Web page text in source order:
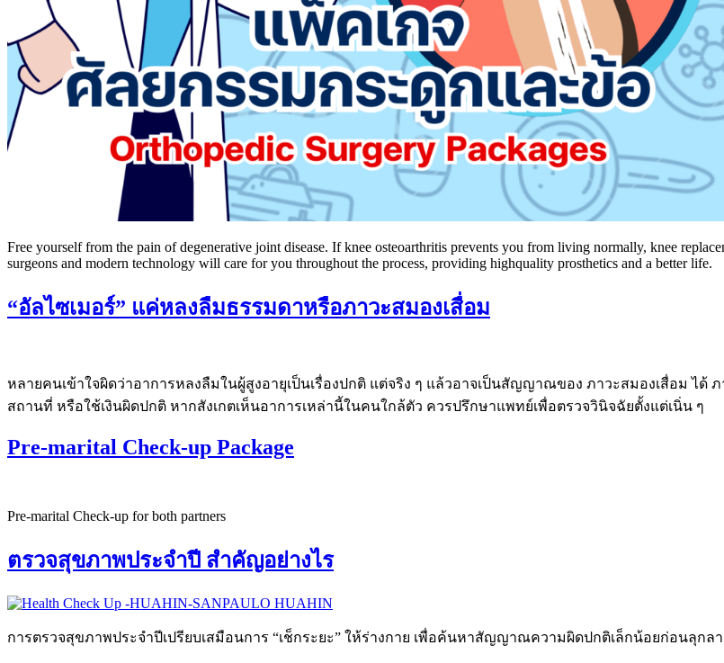
Free yourself from the pain of degenerative joint disease. If knee osteoarthritis prevents you from living normally, knee
surgeons and modern technology will care for you throughout the process, providing highquality prosthetics and a better life.
“อัลไซเมอร์” แค่หลงลืมธรรมดาหรือภาวะสมองเสื่อม
หลายคนเข้าใจผิดว่าอาการหลงลืมในผู้สูงอายุเป็นเรื่องปกติ แต่จริง ๆ แล้วอาจเป็นสัญญาณของ ภาวะสมองเสื่อม ได้
สถานที่ หรือใช้เงินผิดปกติ หากสังเกตเห็นอาการเหล่านี้ในคนใกล้ตัว ควรปรึกษาแพทย์เพื่อตรวจวินิจฉัยตั้งแต่เนิ่น ๆ
Pre-marital Check-up Package
Pre-marital Check-up for both partners
ตรวจสุขภาพประจำปี สำคัญอย่างไร
การตรวจสุขภาพประจำปีเปรียบเสมือนการ “เช็กระยะ” ให้ร่างกาย เพื่อค้นหาสัญญาณความผิดปกติเล็กน้อยก่อนลุก